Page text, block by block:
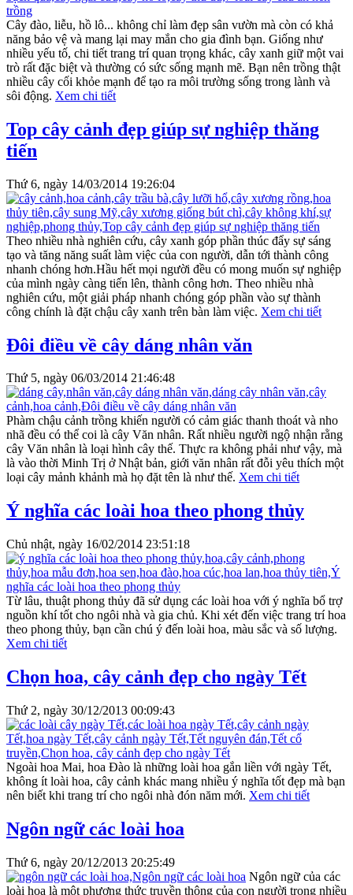
Cây đào, liễu, hồ lô... không chỉ làm đẹp sân vườn mà còn có khả
năng bảo vệ và mang lại may mắn cho gia đình bạn. Giống như
nhiều yếu tố, chi tiết trang trí quan trọng khác, cây xanh giữ một vai
trò rất đặc biệt và thường có sức sống mạnh mẽ. Bạn nên trồng thật
nhiều cây cối khỏe mạnh để tạo ra môi trường sống trong lành và
sôi động. Xem chi tiết
Top cây cảnh đẹp giúp sự nghiệp thăng
tiến
Thứ 6, ngày 14/03/2014 19:26:04
Theo nhiều nhà nghiên cứu, cây xanh góp phần thúc đẩy sự sáng
tạo và tăng năng suất làm việc của con người, dẫn tới thành công
nhanh chóng hơn.Hầu hết mọi người đều có mong muốn sự nghiệp
của mình ngày càng tiến lên, thành công hơn. Theo nhiều nhà
nghiên cứu, một giải pháp nhanh chóng góp phần vào sự thành
công chính là đặt chậu cây xanh trên bàn làm việc. Xem chi tiết
Đôi điều về cây dáng nhân văn
Thứ 5, ngày 06/03/2014 21:46:48
Phàm chậu cảnh trồng khiến người có cảm giác thanh thoát và nho
nhã đều có thể coi là cây Văn nhân. Rất nhiều người ngộ nhận rằng
cây Văn nhân là loại hình cây thế. Thực ra không phải như vậy, mà
là vào thời Minh Trị ở Nhật bản, giới văn nhân rất đỗi yêu thích một
loại cây mảnh khảnh mà họ đặt tên là như thế. Xem chi tiết
Ý nghĩa các loài hoa theo phong thủy
Chủ nhật, ngày 16/02/2014 23:51:18
Từ lâu, thuật phong thủy đã sử dụng các loài hoa với ý nghĩa bổ trợ
nguồn khí tốt cho ngôi nhà và gia chủ. Khi xét đến việc trang trí hoa
theo phong thủy, bạn cần chú ý đến loài hoa, màu sắc và số lượng.
Xem chi tiết
Chọn hoa, cây cảnh đẹp cho ngày Tết
Thứ 2, ngày 30/12/2013 00:09:43
Ngoài hoa Mai, hoa Đào là những loài hoa gắn liền với ngày Tết,
không ít loài hoa, cây cảnh khác mang nhiều ý nghĩa tốt đẹp mà bạn
nên biết khi trang trí cho ngôi nhà đón năm mới. Xem chi tiết
Ngôn ngữ các loài hoa
Thứ 6, ngày 20/12/2013 20:25:49
Ngôn ngữ của các
loài hoa là một phương thức truyền thông của con người trong nhiều